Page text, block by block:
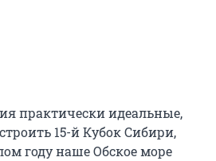
практически идеальные,
15-й Кубок Сибири,
году наше Обское море